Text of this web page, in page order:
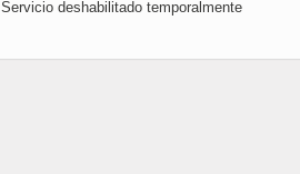
Servicio deshabilitado temporalmente